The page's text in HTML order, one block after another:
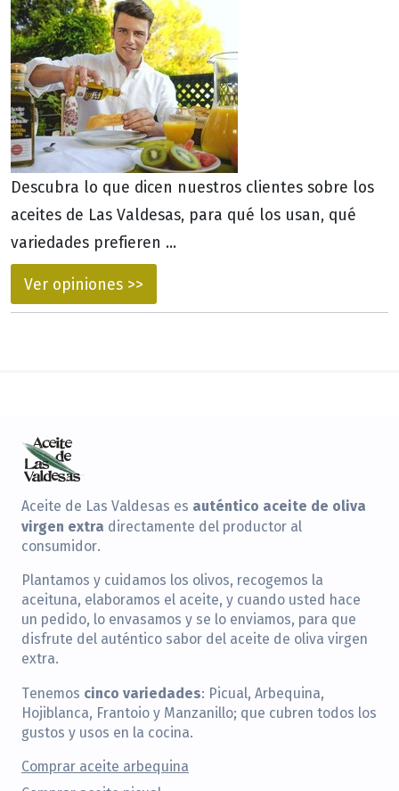
Descubra lo que dicen nuestros clientes sobre los
aceites de Las Valdesas, para qué los usan, qué
variedades prefieren ...
Ver opiniones >>
Aceite de Las Valdesas es auténtico aceite de oliva
virgen extra directamente del productor al
consumidor.
Plantamos y cuidamos los olivos, recogemos la
aceituna, elaboramos el aceite, y cuando usted hace
un pedido, lo envasamos y se lo enviamos, para que
disfrute del auténtico sabor del aceite de oliva virgen
extra.
Tenemos cinco variedades: Picual, Arbequina,
Hojiblanca, Frantoio y Manzanillo; que cubren todos los
gustos y usos en la cocina.
Comprar aceite arbequina